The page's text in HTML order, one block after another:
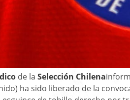
de la Selección Chilena
ha sido liberado de la